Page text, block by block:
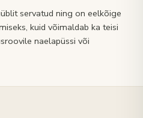
servatud ning on eelkõige
kuid võimaldab ka teisi
naelapüssi või